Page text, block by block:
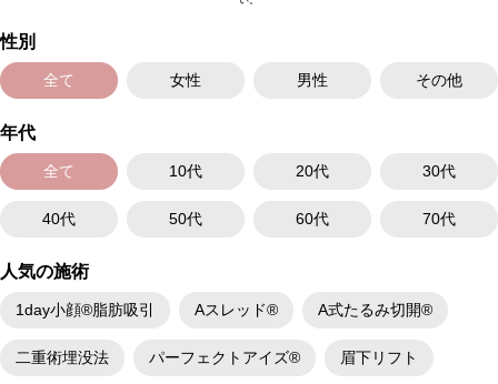
性別
全て 女性 男性 その他
年代
全て 10代 20代 30代
40代 50代 60代 70代
人気の施術
1day小顔®脂肪吸引 Aスレッド® A式たるみ切開®
二重術埋没法 パーフェクトアイズ® 眉下リフト